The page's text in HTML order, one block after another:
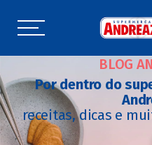
BLOG
Por dentro do
receitas, dicas e